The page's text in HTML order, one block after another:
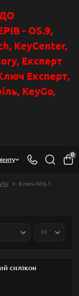
- OS.9,
KeyCenter,
Експерт
Експерт,
KeyGo,
0
Ключ №6.1
силікон